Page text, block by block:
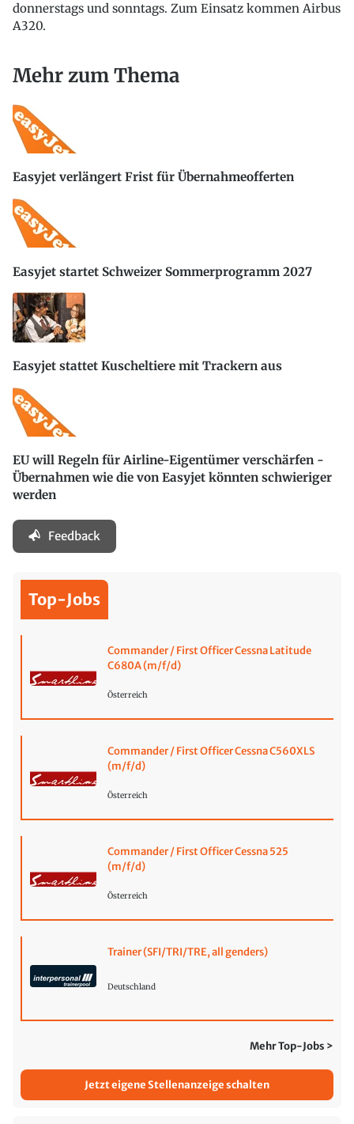
donnerstags und sonntags. Zum Einsatz kommen Airbus
A320.
Mehr zum Thema
Easyjet verlängert Frist für Übernahmeofferten
Easyjet startet Schweizer Sommerprogramm 2027
Easyjet stattet Kuscheltiere mit Trackern aus
EU will Regeln für Airline-Eigentümer verschärfen -
Übernahmen wie die von Easyjet könnten schwieriger
werden
Feedback
Top-Jobs
Commander / First Officer Cessna Latitude
C680A (m/f/d)
Österreich
Commander / First Officer Cessna C560XLS
(m/f/d)
Österreich
Commander / First Officer Cessna 525
(m/f/d)
Österreich
Trainer (SFI/TRI/TRE, all genders)
Deutschland
Mehr Top-Jobs >
Jetzt eigene Stellenanzeige schalten